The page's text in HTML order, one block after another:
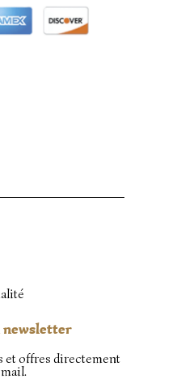
et offres directement